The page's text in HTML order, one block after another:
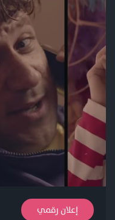
إعلان رقمي